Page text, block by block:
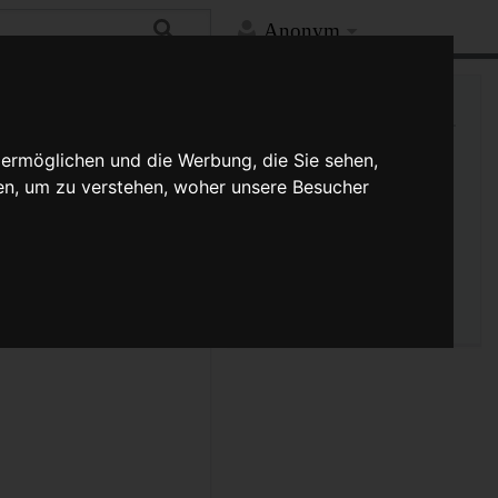
und die Werbung, die Sie sehen,
um zu verstehen, woher unsere Besucher
Anonym
Versionsgeschichte
Links auf diese Seite
Änderungen an verlinkten
Seiten